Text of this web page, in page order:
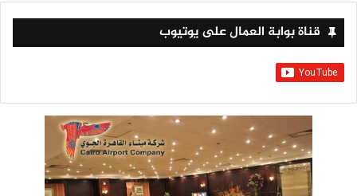
قناة بوابة العمال على يوتيوب